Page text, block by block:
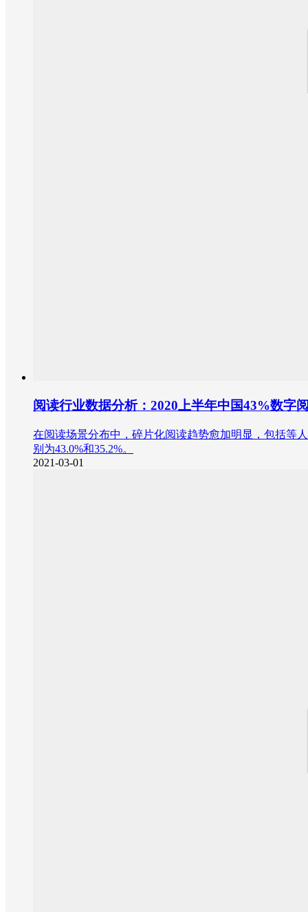
阅读行业数据分析：2020上半年中国43%数字
在阅读场景分布中，碎片化阅读趋势愈加明显，包括等
别为43.0%和35.2%。
2021-03-01